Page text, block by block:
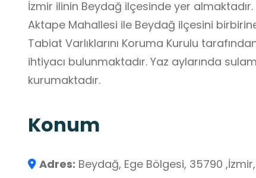
İzmir ilinin Beydağ ilçesinde yer
Aktape Mahallesi ile Beydağ ilçesini
Tabiat Varlıklarını Koruma Kurulu
ihtiyacı bulunmaktadır. Yaz aylarında
kurumaktadır.
Konum
Adres: Beydağ, Ege Bölgesi, 35790